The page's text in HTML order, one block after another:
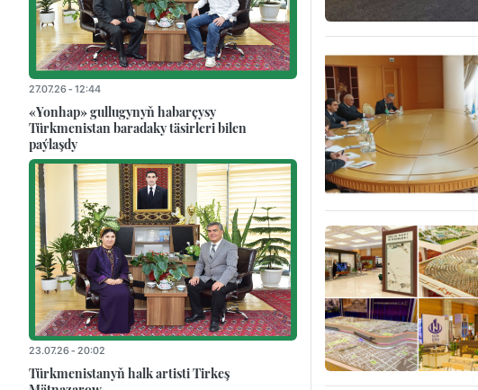
27.07.26 - 12:44
«Yonhap» gullugynyň habarçysy
Türkmenistan baradaky täsirleri bilen
paýlaşdy
23.07.26 - 20:02
Türkmenistanyň halk artisti Tirkeş